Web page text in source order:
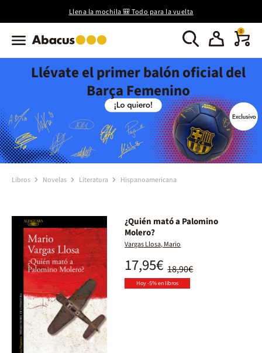
Llena la mochila 🎒 Todo para la vuelta
0
Llévate el primer balón oficial del
Barça Femenino
Libros Novelas Literatura Hispanoamericana
¿Quién mató a Palomino
Molero?
Vargas Llosa, Mario
18,90€
17,95€
Hoy -5% en libros